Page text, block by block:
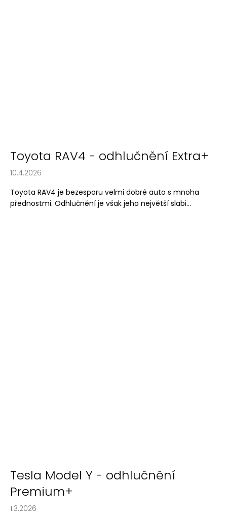
Toyota RAV4 - odhlučnění Extra+
10.4.2026
Toyota RAV4 je bezesporu velmi dobré auto s mnoha
přednostmi. Odhlučnění je však jeho největší slabi...
Tesla Model Y - odhlučnění
Premium+
1.3.2026